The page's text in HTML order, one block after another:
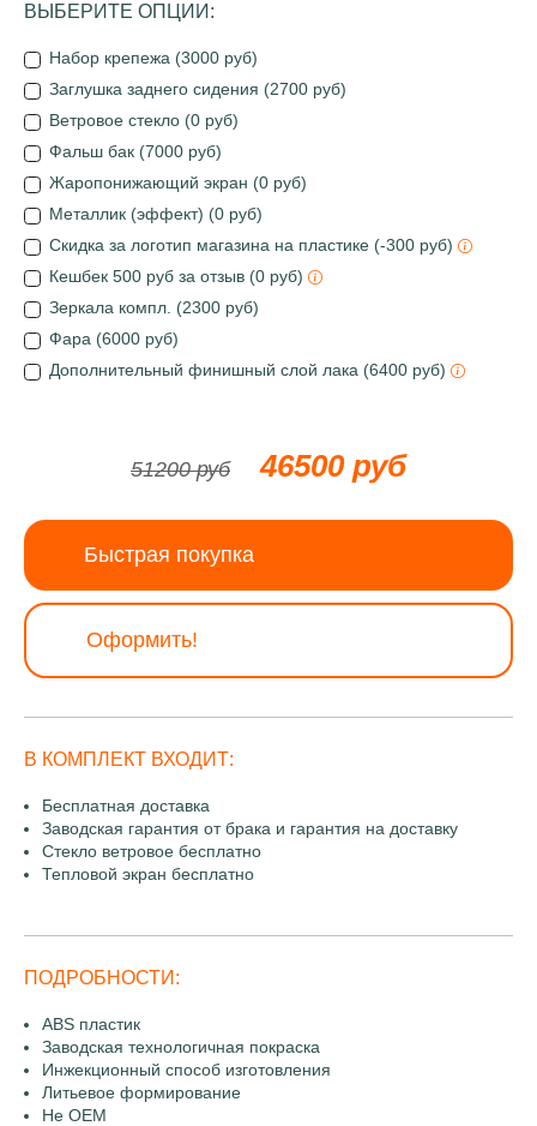
ВЫБЕРИТЕ ОПЦИИ:
Набор крепежа (3000 руб)
Заглушка заднего сидения (2700 руб)
Ветровое стекло (0 руб)
Фальш бак (7000 руб)
Жаропонижающий экран (0 руб)
Металлик (эффект) (0 руб)
Скидка за логотип магазина на пластике (-300 руб)
Кешбек 500 руб за отзыв (0 руб)
Зеркала компл. (2300 руб)
Фара (6000 руб)
Дополнительный финишный слой лака (6400 руб)
51200 руб 46500 руб
Быстрая покупка
Оформить!
В КОМПЛЕКТ ВХОДИТ:
Бесплатная доставка
Заводская гарантия от брака и гарантия на доставку
Стекло ветровое бесплатно
Тепловой экран бесплатно
ПОДРОБНОСТИ:
ABS пластик
Заводская технологичная покраска
Инжекционный способ изготовления
Литьевое формирование
Не OEM